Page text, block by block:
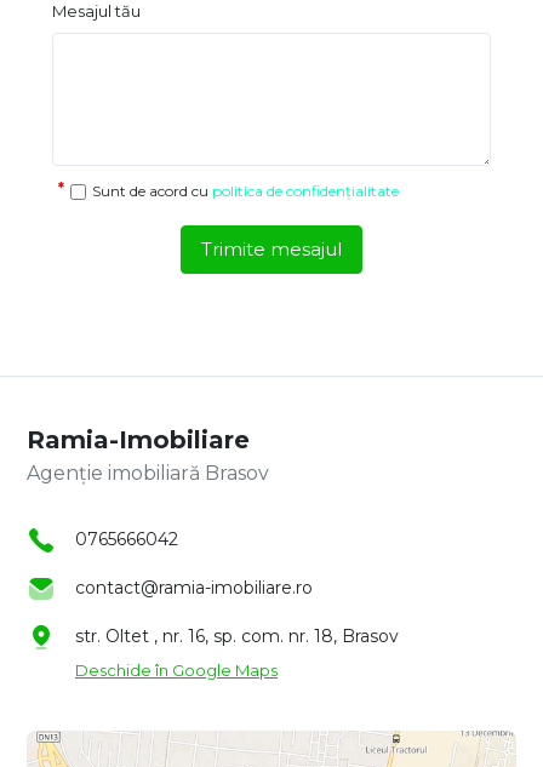
Mesajul tău
Sunt de acord cu politica de confidențialitate
Trimite mesajul
Ramia-Imobiliare
Agenție imobiliară Brasov
0765666042
contact@ramia-imobiliare.ro
str. Oltet , nr. 16, sp. com. nr. 18, Brasov
Deschide în Google Maps